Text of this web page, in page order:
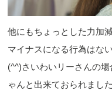
他にもちょっとした力加
マイナスになる行為はな
(^^)さいわいリーさんの
ゃんと出来ておられました